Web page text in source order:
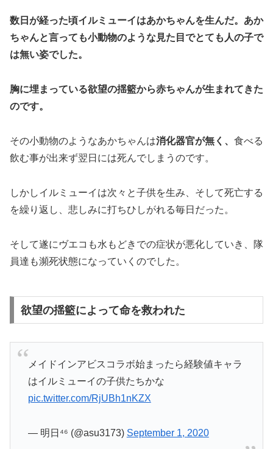
数日が経った頃イルミューイはあかちゃんを生んだ。あか
ちゃんと言っても小動物のような見た目でとても人の子で
は無い姿でした。
胸に埋まっている欲望の揺籃から赤ちゃんが生まれてきた
のです。
その小動物のようなあかちゃんは消化器官が無く、 食べる
飲む事が出来ず翌日には死んでしまうのです。
しかしイルミューイは次々と子供を生み、そして死亡する
を繰り返し、悲しみに打ちひしがれる毎日だった。
そして遂にヴエコも水もどきでの症状が悪化していき、隊
員達も瀕死状態になっていくのでした。
欲望の揺籃によって命を救われた
メイドインアビスコラボ始まったら経験値キャラ
はイルミューイの子供たちかな
pic.twitter.com/RjUBh1nKZX
— 明日⁴⁶ (@asu3173) September 1, 2020